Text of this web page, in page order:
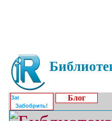
Забобрить!
Блог